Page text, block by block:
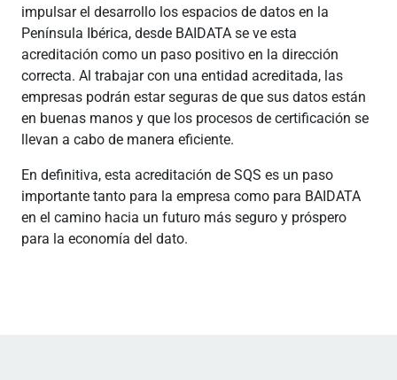
impulsar el desarrollo los espacios de datos en la
Península Ibérica, desde BAIDATA se ve esta
acreditación como un paso positivo en la dirección
correcta. Al trabajar con una entidad acreditada, las
empresas podrán estar seguras de que sus datos están
en buenas manos y que los procesos de certificación se
llevan a cabo de manera eficiente.
En definitiva, esta acreditación de SQS es un paso
importante tanto para la empresa como para BAIDATA
en el camino hacia un futuro más seguro y próspero
para la economía del dato.